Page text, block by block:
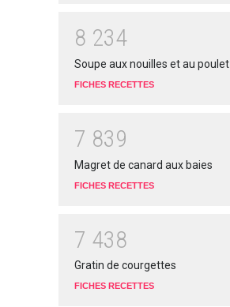
8 234
Soupe aux nouilles et au poulet
FICHES RECETTES
7 839
Magret de canard aux baies
FICHES RECETTES
7 438
Gratin de courgettes
FICHES RECETTES